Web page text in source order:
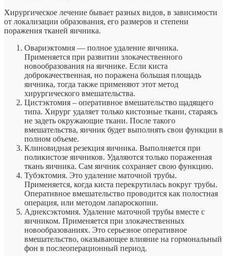
Хирургическое лечение бывает разных видов, в зависимости
от локализации образования, его размеров и степени
поражения тканей яичника.
Овариэктомия — полное удаление яичника.
Применяется при развитии злокачественного
новообразования на яичнике. Если киста
доброкачественная, но поражена большая площадь
яичника, тогда также применяют этот метод
хирургического вмешательства.
Цистэктомия – оперативное вмешательство щадящего
типа. Хирург удаляет только кистозные ткани, стараясь
не задеть окружающие ткани. После такого
вмешательства, яичник будет выполнять свои функции в
полном объеме.
Клиновидная резекция яичника. Выполняется при
поликистозе яичников. Удаляются только пораженная
ткань яичника. Сам яичник сохраняет свою функцию.
Тубэктомия. Это удаление маточной трубы.
Применяется, когда киста перекрутилась вокруг трубы.
Оперативное вмешательство проводится как полостная
операция, или методом лапароскопии.
Аднексэктомия. Удаление маточной трубы вместе с
яичником. Применяется при злокачественных
новообразованиях. Это серьезное оперативное
вмешательство, оказывающее влияние на гормональный
фон в послеоперационный период.